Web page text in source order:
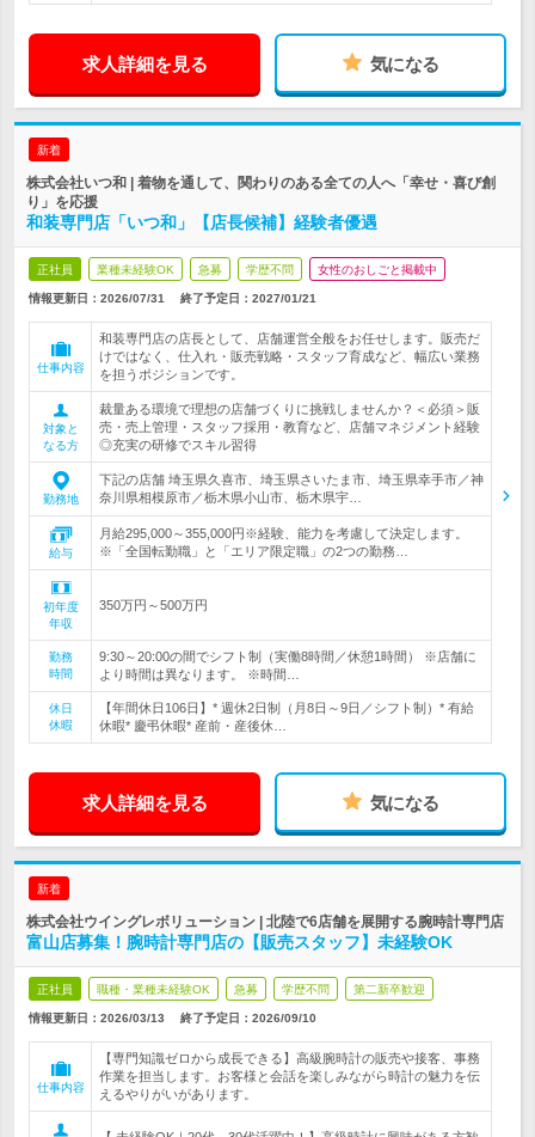
求人詳細を見る 気になる
新着
株式会社いつ和 | 着物を通して、関わりのある全ての人へ「幸せ・喜び創
り」を応援
和装専門店「いつ和」【店長候補】経験者優遇
正社員 業種未経験OK 急募 学歴不問 女性のおしごと掲載中
情報更新日：2026/07/31 終了予定日： 2027/01/21
仕事内容
和装専門店の店長として、店舗運営全般をお任せします。販売だ
けではなく、仕入れ・販売戦略・スタッフ育成など、幅広い業務
を担うポジションです。
対象と
なる方
裁量ある環境で理想の店舗づくりに挑戦しませんか？＜必須＞販
売・売上管理・スタッフ採用・教育など、店舗マネジメント経験
◎充実の研修でスキル習得
勤務地
下記の店舗 埼玉県久喜市、埼玉県さいたま市、埼玉県幸手市／神
奈川県相模原市／栃木県小山市、栃木県宇…
給与
月給295,000～355,000円※経験、能力を考慮して決定します。
※「全国転勤職」と「エリア限定職」の2つの勤務…
初年度
年収
350万円～500万円
勤務
時間
9:30～20:00の間でシフト制（実働8時間／休憩1時間） ※店舗に
より時間は異なります。 ※時間…
休日
休暇
【年間休日106日】* 週休2日制（月8日～9日／シフト制）* 有給
休暇* 慶弔休暇* 産前・産後休…
求人詳細を見る 気になる
新着
株式会社ウイングレボリューション | 北陸で6店舗を展開する腕時計専門店
富山店募集！腕時計専門店の【販売スタッフ】未経験OK
正社員 職種・業種未経験OK 急募 学歴不問 第二新卒歓迎
情報更新日：2026/03/13 終了予定日： 2026/09/10
仕事内容
【専門知識ゼロから成長できる】高級腕時計の販売や接客、事務
作業を担当します。お客様と会話を楽しみながら時計の魅力を伝
えるやりがいがあります。